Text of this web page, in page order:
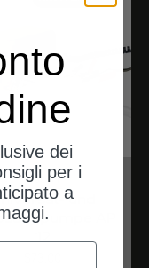
Proxxon
und
AP
12
dei
per i
a